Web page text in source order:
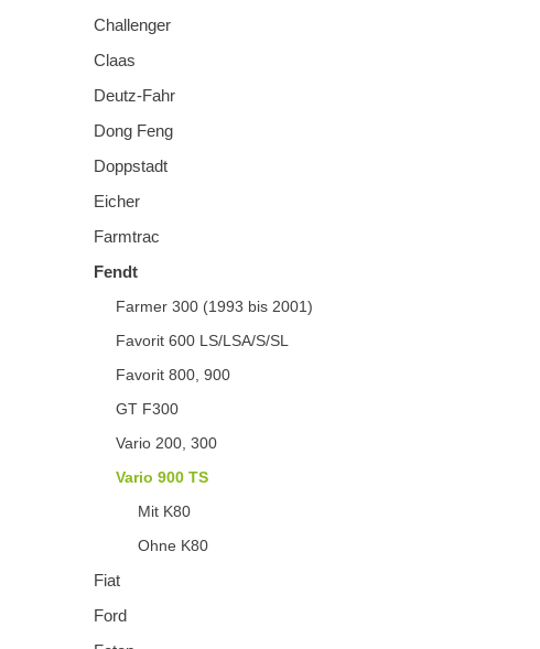
Challenger
Claas
Deutz-Fahr
Dong Feng
Doppstadt
Eicher
Farmtrac
Fendt
Farmer 300 (1993 bis 2001)
Favorit 600 LS/LSA/S/SL
Favorit 800, 900
GT F300
Vario 200, 300
Vario 900 TS
Mit K80
Ohne K80
Fiat
Ford